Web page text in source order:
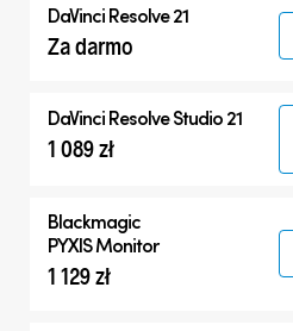
DaVinci Resolve 21
Za darmo
DaVinci Resolve Studio 21
1 089 zł
Blackmagic
PYXIS Monitor
1 129 zł